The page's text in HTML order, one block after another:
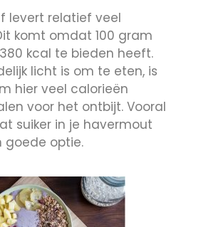
levert relatief veel
komt omdat 100 gram
kcal te bieden heeft.
licht is om te eten, is
hier veel calorieën
voor het ontbijt. Vooral
suiker in je havermout
goede optie.